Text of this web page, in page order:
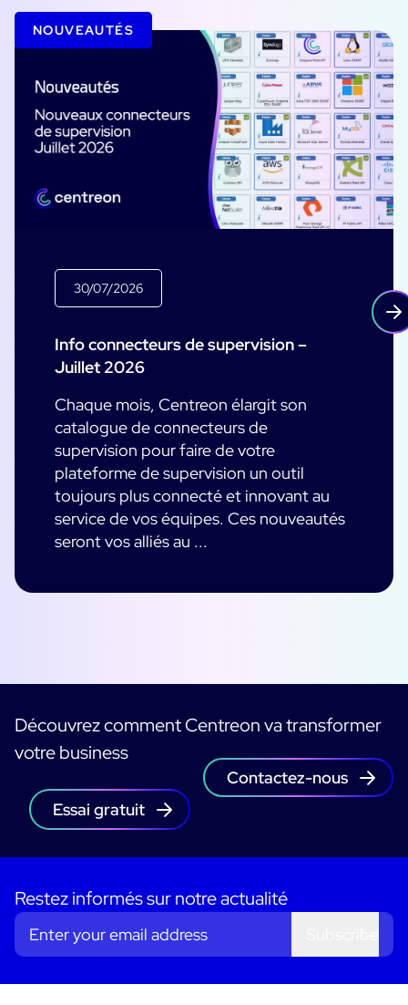
NOUVEAUTÉS
30/07/2026
Info connecteurs de supervision –
Juillet 2026
Chaque mois, Centreon élargit son
catalogue de connecteurs de
supervision pour faire de votre
plateforme de supervision un outil
toujours plus connecté et innovant au
service de vos équipes. Ces nouveautés
seront vos alliés au ...
Découvrez comment Centreon va transformer
votre business
Contactez-nous
Essai gratuit
Restez informés sur notre actualité